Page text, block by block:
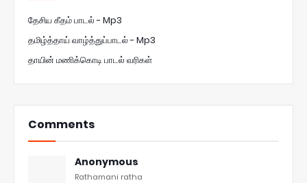
தேசிய கீதம் பாடல் - Mp3
தமிழ்த்தாய் வாழ்த்துப்பாடல் - Mp3
தாயின் மணிக்கொடி பாடல் வரிகள்
Comments
Anonymous
Rathamani ratha